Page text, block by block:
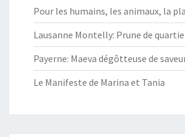
Pour les humains, les animaux, la
Lausanne Montelly: Prune de
Payerne: Maeva dégôtteuse de
Le Manifeste de Marina et Tania